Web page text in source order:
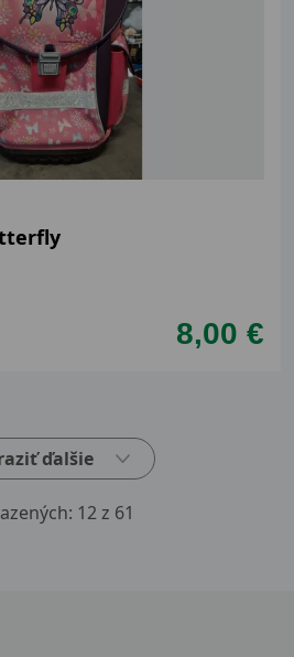
8,00 €
ďalšie
12z 61